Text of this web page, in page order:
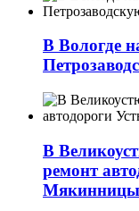
В Вологде
В
ремонт